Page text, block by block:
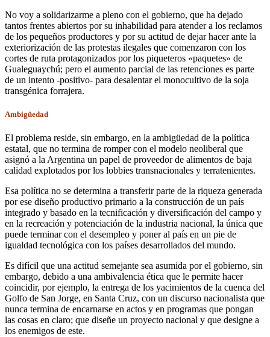
No voy a solidarizarme a pleno con el gobierno, que ha dejado
tantos frentes abiertos por su inhabilidad para atender a los reclamos
de los pequeños productores y por su actitud de dejar hacer ante la
exteriorización de las protestas ilegales que comenzaron con los
cortes de ruta protagonizados por los piqueteros «paquetes» de
Gualeguaychú; pero el aumento parcial de las retenciones es parte
de un intento -positivo- para desalentar el monocultivo de la soja
transgénica forrajera.
Ambigüedad
El problema reside, sin embargo, en la ambigüedad de la política
estatal, que no termina de romper con el modelo neoliberal que
asignó a la Argentina un papel de proveedor de alimentos de baja
calidad explotados por los lobbies transnacionales y terratenientes.
Esa política no se determina a transferir parte de la riqueza generada
por ese diseño productivo primario a la construcción de un país
integrado y basado en la tecnificación y diversificación del campo y
en la recreación y potenciación de la industria nacional, la única que
puede terminar con el desempleo y poner al país en un pie de
igualdad tecnológica con los países desarrollados del mundo.
Es difícil que una actitud semejante sea asumida por el gobierno, sin
embargo, debido a una ambivalencia ética que le permite hacer
coincidir, por ejemplo, la entrega de los yacimientos de la cuenca del
Golfo de San Jorge, en Santa Cruz, con un discurso nacionalista que
nunca termina de encarnarse en actos y en programas que pongan
las cosas en claro; que diseñe un proyecto nacional y que designe a
los enemigos de este.